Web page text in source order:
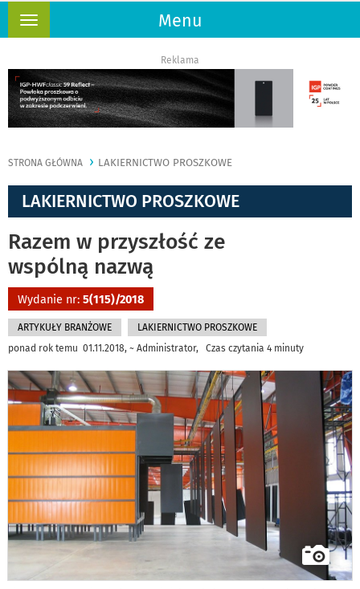
Menu
Rozwiń
Reklama
STRONA GŁÓWNA LAKIERNICTWO PROSZKOWE
LAKIERNICTWO PROSZKOWE
Razem w przyszłość ze
wspólną nazwą
Wydanie nr: 5(115)/2018
ARTYKUŁY BRANŻOWE
LAKIERNICTWO PROSZKOWE
ponad rok temu 01.11.2018, ~ Administrator, Czas czytania 4 minuty